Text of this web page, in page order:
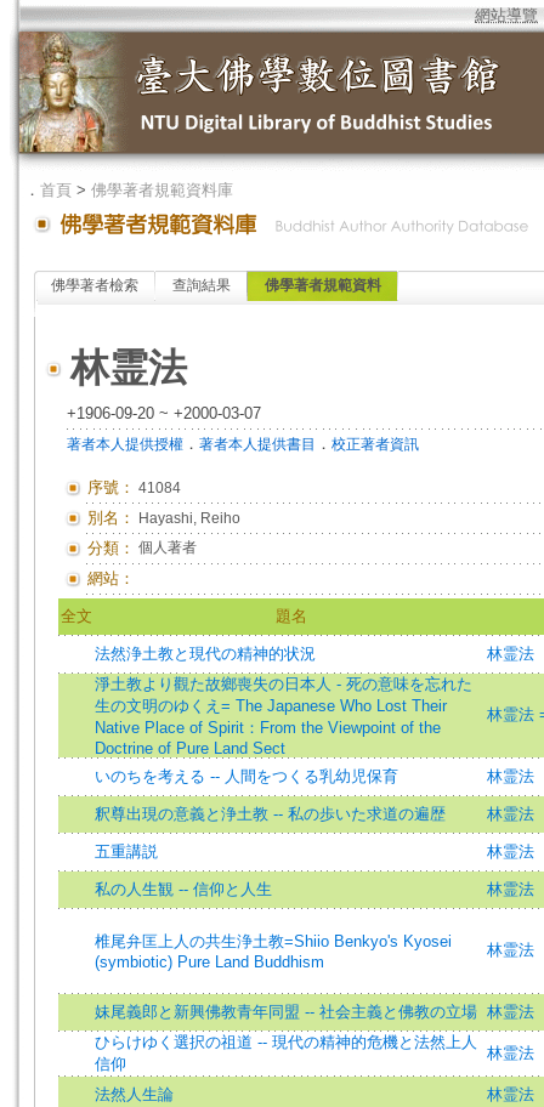
網站導覽
． 首頁 > 佛學著者規範資料庫
佛學著者檢索 查詢結果 佛學著者規範資料
林霊法
+1906-09-20 ~ +2000-03-07
著者本人提供授權 ． 著者本人提供書目 ． 校正著者資訊
序號： 41084
別名： Hayashi, Reiho
分類： 個人著者
網站：
全文 題名
法然浄土教と現代の精神的状況
林霊法
淨土教より觀た故鄉喪失の日本人 - 死の意味を忘れた
生の文明のゆくえ= The Japanese Who Lost Their
Native Place of Spirit：From the Viewpoint of the
Doctrine of Pure Land Sect
林霊法
いのちを考える -- 人間をつくる乳幼児保育 林霊法
釈尊出現の意義と浄土教 -- 私の歩いた求道の遍歴 林霊法
五重講説 林霊法
私の人生観 -- 信仰と人生 林霊法
椎尾弁匡上人の共生浄土教=Shiio Benkyo's Kyosei
(symbiotic) Pure Land Buddhism
林霊法
妹尾義郎と新興佛教青年同盟 -- 社会主義と佛教の立場 林霊法
ひらけゆく選択の祖道 -- 現代の精神的危機と法然上人
信仰
林霊法
法然人生論 林霊法